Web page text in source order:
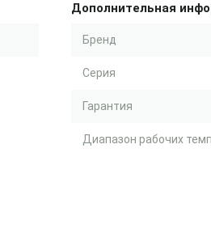
Дополнительная
Бренд
Серия
Гарантия
Диапазон рабочих